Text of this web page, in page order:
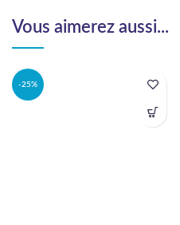
Vous aimerez aussi...
-25%